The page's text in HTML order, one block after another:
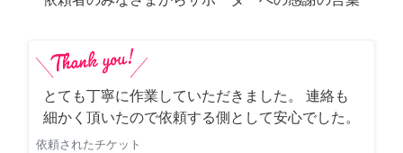
とても丁寧に作業していただきました。 連絡も
細かく頂いたので依頼する側として安心でした。
依頼されたチケット